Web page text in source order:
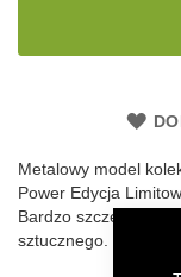
Metalowy model
Power Edycja
Bardzo
sztucznego.